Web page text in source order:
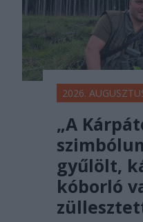
2026.
„A
gyűlölt,
kóborló